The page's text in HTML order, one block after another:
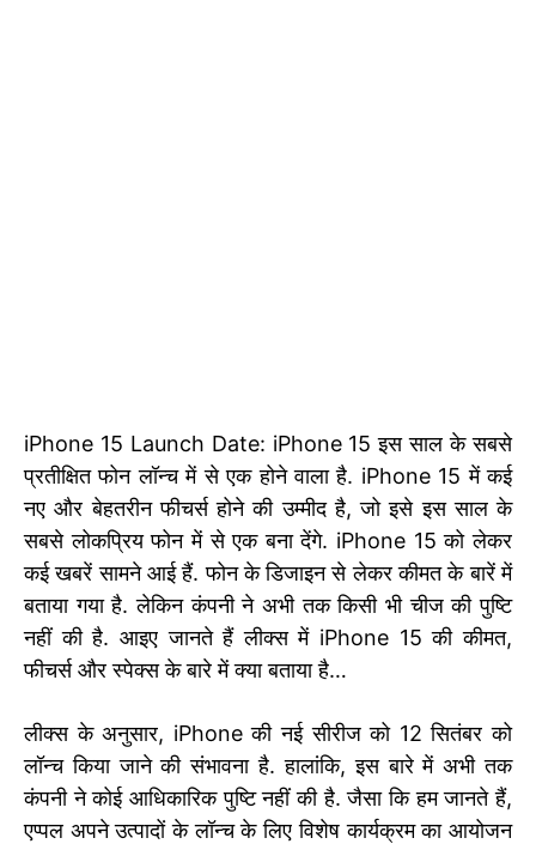
iPhone 15 Launch Date: iPhone 15 इस साल के सबसे
प्रतीक्षित फोन लॉन्च में से एक होने वाला है. iPhone 15 में कई
नए और बेहतरीन फीचर्स होने की उम्मीद है, जो इसे इस साल के
सबसे लोकप्रिय फोन में से एक बना देंगे. iPhone 15 को लेकर
कई खबरें सामने आई हैं. फोन के डिजाइन से लेकर कीमत के बारें में
बताया गया है. लेकिन कंपनी ने अभी तक किसी भी चीज की पुष्टि
नहीं की है. आइए जानते हैं लीक्स में iPhone 15 की कीमत,
फीचर्स और स्पेक्स के बारे में क्या बताया है…
लीक्स के अनुसार, iPhone की नई सीरीज को 12 सितंबर को
लॉन्च किया जाने की संभावना है. हालांकि, इस बारे में अभी तक
कंपनी ने कोई आधिकारिक पुष्टि नहीं की है. जैसा कि हम जानते हैं,
एप्पल अपने उत्पादों के लॉन्च के लिए विशेष कार्यक्रम का आयोजन